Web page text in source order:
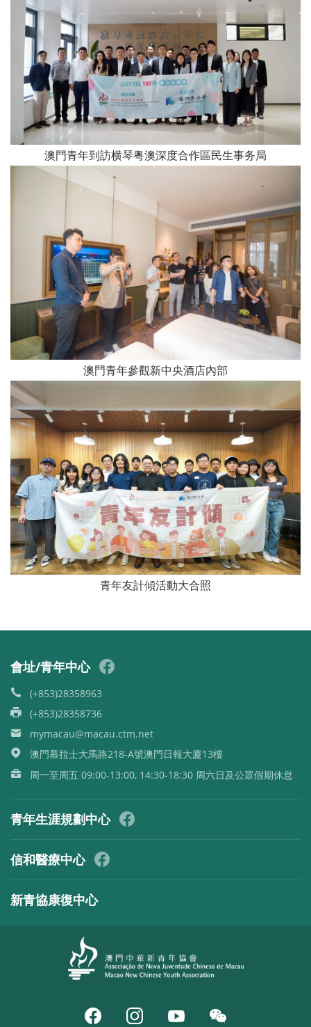
澳門青年到訪横琴粤澳深度合作區民生事务局
澳門青年參觀新中央酒店內部
青年友計傾活動大合照
會址/青年中心
(+853)28358963
(+853)28358736
mymacau@macau.ctm.net
澳門慕拉士大馬路218-A號澳門日報大廈13樓
周一至周五 09:00-13:00, 14:30-18:30 周六日及公眾假期休息
青年生涯規劃中心
信和醫療中心
新青協康復中心